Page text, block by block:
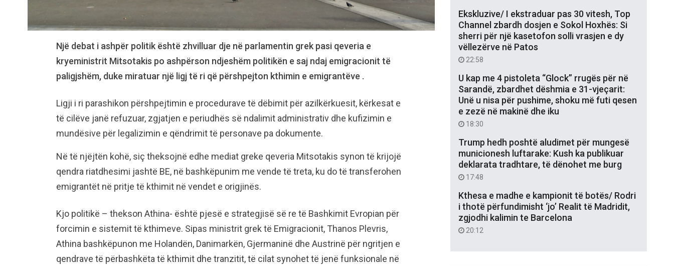
Një debat i ashpër politik është zhvilluar dje në parlamentin grek pasi qeveria e
kryeministrit Mitsotakis po ashpërson ndjeshëm politikën e saj ndaj emigracionit të
paligjshëm, duke miratuar një ligj të ri që përshpejton kthimin e emigrantëve .
Ligji i ri parashikon përshpejtimin e procedurave të dëbimit për azilkërkuesit, kërkesat e
të cilëve janë refuzuar, zgjatjen e periudhës së ndalimit administrativ dhe kufizimin e
mundësive për legalizimin e qëndrimit të personave pa dokumente.
Në të njëjtën kohë, siç theksojnë edhe mediat greke qeveria Mitsotakis synon të krijojë
qendra riatdhesimi jashtë BE, në bashkëpunim me vende të treta, ku do të transferohen
emigrantët në pritje të kthimit në vendet e origjinës.
Kjo politikë – thekson Athina- është pjesë e strategjisë së re të Bashkimit Evropian për
forcimin e sistemit të kthimeve. Sipas ministrit grek të Emigracionit, Thanos Plevris,
Athina bashkëpunon me Holandën, Danimarkën, Gjermaninë dhe Austrinë për ngritjen e
qendrave të përbashkëta të kthimit dhe tranzitit, të cilat synohet të jenë funksionale në
Ekskluzive/ I ekstraduar pas 30 vitesh, Top
Channel zbardh dosjen e Sokol Hoxhës: Si
sherri për një kasetofon solli vrasjen e dy
vëllezërve në Patos
22:58
U kap me 4 pistoleta “Glock” rrugës për në
Sarandë, zbardhet dëshmia e 31-vjeçarit:
Unë u nisa për pushime, shoku më futi qesen
e zezë në makinë dhe iku
18:30
Trump hedh poshtë aludimet për mungesë
municionesh luftarake: Kush ka publikuar
deklarata tradhtare, të dënohet me burg
17:48
Kthesa e madhe e kampionit të botës/ Rodri
i thotë përfundimisht ‘jo’ Realit të Madridit,
zgjodhi kalimin te Barcelona
20:12